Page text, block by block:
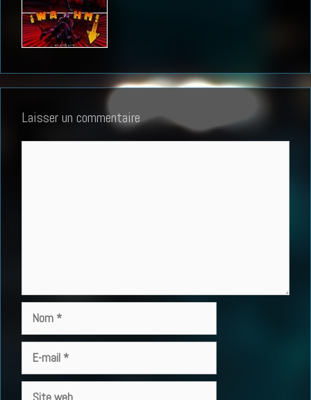
Laisser un commentaire
mail